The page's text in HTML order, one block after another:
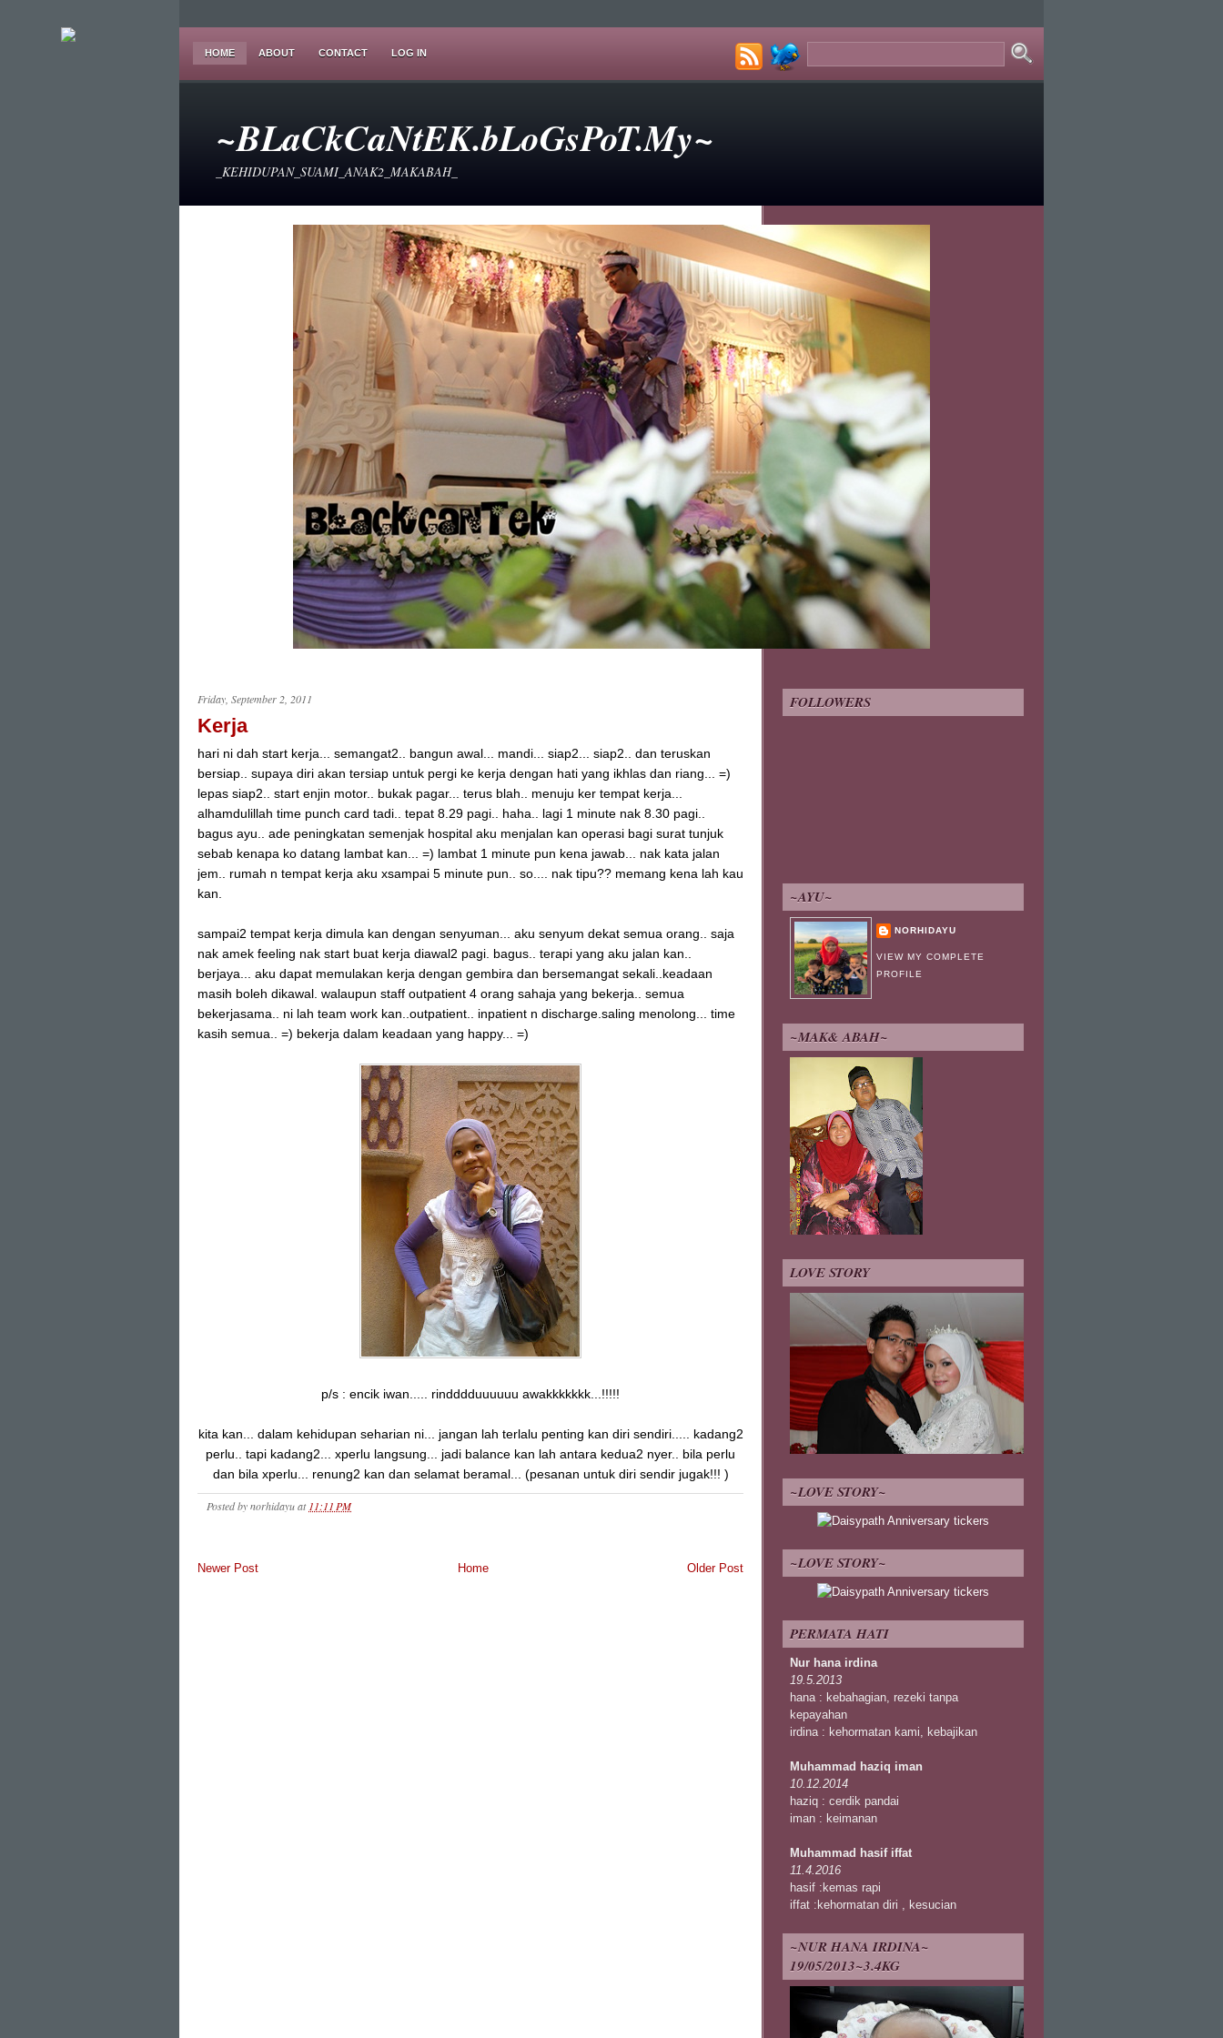
HOME ABOUT CONTACT LOG IN
~BLaCkCaNtEK.bLoGsPoT.My~
_KEHIDUPAN_SUAMI_ANAK2_MAKABAH_
Friday, September 2, 2011
Kerja
hari ni dah start kerja... semangat2.. bangun awal... mandi... siap2... siap2.. dan teruskan
bersiap.. supaya diri akan tersiap untuk pergi ke kerja dengan hati yang ikhlas dan riang... =)
lepas siap2.. start enjin motor.. bukak pagar... terus blah.. menuju ker tempat kerja...
alhamdulillah time punch card tadi.. tepat 8.29 pagi.. haha.. lagi 1 minute nak 8.30 pagi..
bagus ayu.. ade peningkatan semenjak hospital aku menjalan kan operasi bagi surat tunjuk
sebab kenapa ko datang lambat kan... =) lambat 1 minute pun kena jawab... nak kata jalan
jem.. rumah n tempat kerja aku xsampai 5 minute pun.. so.... nak tipu?? memang kena lah kau
kan.
sampai2 tempat kerja dimula kan dengan senyuman... aku senyum dekat semua orang.. saja
nak amek feeling nak start buat kerja diawal2 pagi. bagus.. terapi yang aku jalan kan..
berjaya... aku dapat memulakan kerja dengan gembira dan bersemangat sekali..keadaan
masih boleh dikawal. walaupun staff outpatient 4 orang sahaja yang bekerja.. semua
bekerjasama.. ni lah team work kan..outpatient.. inpatient n discharge.saling menolong... time
kasih semua.. =) bekerja dalam keadaan yang happy... =)
p/s : encik iwan..... rindddduuuuuu awakkkkkkk...!!!!!
kita kan... dalam kehidupan seharian ni... jangan lah terlalu penting kan diri sendiri..... kadang2
perlu.. tapi kadang2... xperlu langsung... jadi balance kan lah antara kedua2 nyer.. bila perlu
dan bila xperlu... renung2 kan dan selamat beramal... (pesanan untuk diri sendir jugak!!! )
Posted bynorhidayuat 11:11 PM
Newer Post Older Post
Home
FOLLOWERS
~AYU~
NORHIDAYU
VIEW MY COMPLETE
PROFILE
~MAK& ABAH~
LOVE STORY
~LOVE STORY~
~LOVE STORY~
PERMATA HATI
Nur hana irdina
19.5.2013
hana : kebahagian, rezeki tanpa
kepayahan
irdina : kehormatan kami, kebajikan
Muhammad haziq iman
10.12.2014
haziq : cerdik pandai
iman : keimanan
Muhammad hasif iffat
11.4.2016
hasif :kemas rapi
iffat :kehormatan diri , kesucian
~NUR HANA IRDINA~
19/05/2013~3.4KG